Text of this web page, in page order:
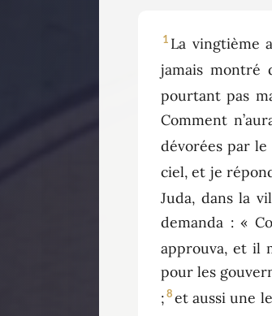
1 La vingtième
jamais montré
pourtant pas
Comment
dévorées par le
ciel, et je
Juda, dans la
demanda : «
approuva, et il
pour les
;8 et aussi une